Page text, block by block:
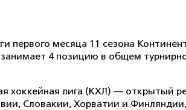
первого месяца 11 сезона
занимает 4 позицию в общем
хоккейная лига (КХЛ) — открытый
Словакии, Хорватии и